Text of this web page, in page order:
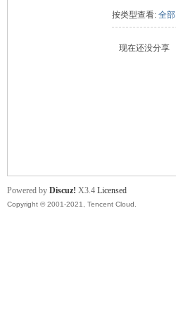
按类型查看: 全部
现在还没分享
Powered by Discuz! X3.4 Licensed
Copyright © 2001-2021, Tencent Cloud.